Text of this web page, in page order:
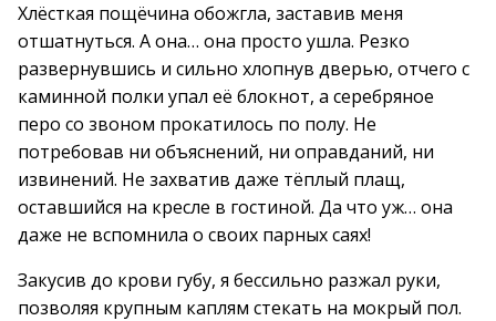
Хлёсткая пощёчина обожгла, заставив меня
отшатнуться. А она… она просто ушла. Резко
развернувшись и сильно хлопнув дверью, отчего с
каминной полки упал её блокнот, а серебряное
перо со звоном прокатилось по полу. Не
потребовав ни объяснений, ни оправданий, ни
извинений. Не захватив даже тёплый плащ,
оставшийся на кресле в гостиной. Да что уж… она
даже не вспомнила о своих парных саях!
Закусив до крови губу, я бессильно разжал руки,
позволяя крупным каплям стекать на мокрый пол.